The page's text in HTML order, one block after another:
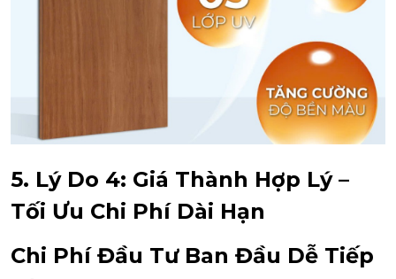
5. Lý Do 4: Giá Thành Hợp Lý –
Tối Ưu Chi Phí Dài Hạn
Chi Phí Đầu Tư Ban Đầu Dễ Tiếp